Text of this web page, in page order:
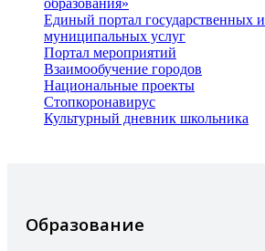
образования»
Единый портал государственных и
муниципальных услуг
Портал мероприятий
Взаимообучение городов
Национальные проекты
Стопкоронавирус
Культурный дневник школьника
Образование